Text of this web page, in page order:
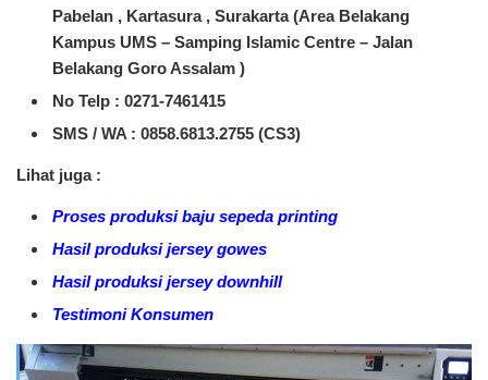
Pabelan , Kartasura , Surakarta (Area Belakang
Kampus UMS – Samping Islamic Centre – Jalan
Belakang Goro Assalam )
No Telp : 0271-7461415
SMS / WA : 0858.6813.2755 (CS3)
Lihat juga :
Proses produksi baju sepeda printing
Hasil produksi jersey gowes
Hasil produksi jersey downhill
Testimoni Konsumen